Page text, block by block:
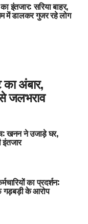
इंतजार: सरिया बाहर,
में डालकर गुजर रहे लोग
अंबार,
जलभराव
खनन ने उजाड़े घर,
का प्रदर्शन:
गड़बड़ी के आरोप